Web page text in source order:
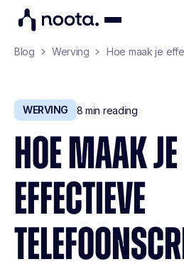
Blog Werving Hoe maak je
WERVING 8 min reading
HOE MAAK JE
EFFECTIEVE